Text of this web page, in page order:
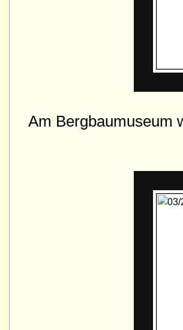
Am Bergbaumuseum